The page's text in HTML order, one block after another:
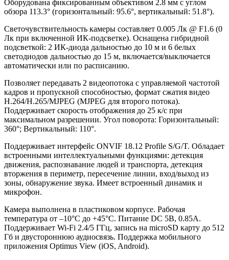
Оборудована фиксированным объективом 2.8 мм с углом
обзора 113.3° (горизонтальный: 95.6°, вертикальный: 51.8°).
Светочувствительность камеры составляет 0.005 Лк @ F1.6 (0
Лк при включенной ИК-подсветке). Оснащена гибридной
подсветкой: 2 ИК-диода дальностью до 10 м и 6 белых
светодиодов дальностью до 15 м, включается/выключается
автоматически или по расписанию.
Позволяет передавать 2 видеопотока с управляемой частотой
кадров и пропускной способностью, формат сжатия видео
H.264/H.265/MJPEG (MJPEG для второго потока).
Поддерживает скорость отображения до 25 к/с при
максимальном разрешении. Угол поворота: Горизонтальный:
360°; Вертикальный: 110°.
Поддерживает интерфейс ONVIF 18.12 Profile S/G/T. Обладает
встроенными интеллектуальными функциями: детекция
движения, распознавание людей и транспорта, детекция
вторжения в периметр, пересечение линии, вход/выход из
зоны, обнаружение звука. Имеет встроенный динамик и
микрофон.
Камера выполнена в пластиковом корпусе. Рабочая
температура от –10°С до +45°С. Питание DC 5В, 0.85А.
Поддерживает Wi-Fi 2.4/5 ГГц, запись на microSD карту до 512
Гб и двустороннюю аудиосвязь. Поддержка мобильного
приложения Optimus View (iOS, Android).